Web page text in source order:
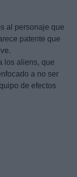
al personaje que
patente que
los aliens, que
a no ser
de efectos